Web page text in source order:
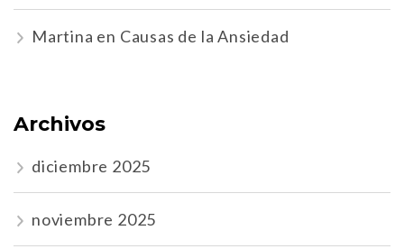
Martina en Causas de la Ansiedad
Archivos
diciembre 2025
noviembre 2025